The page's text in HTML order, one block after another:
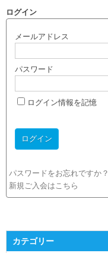
ログイン
メールアドレス
パスワード
ログイン情報を記憶
パスワードをお忘れですか？
新規ご入会はこちら
カテゴリー